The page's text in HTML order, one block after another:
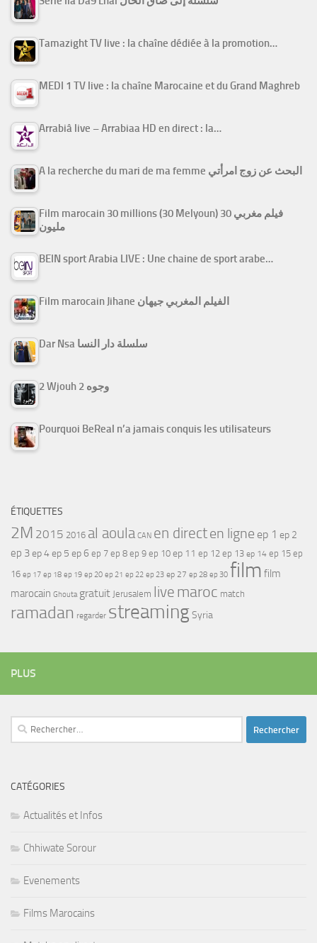
Tamazight TV live : la chaîne dédiée à la promotion…
MEDI 1 TV live : la chaîne Marocaine et du Grand Maghreb
Arrabiâ live – Arrabiaa HD en direct : la…
A la recherche du mari de ma femme البحث عن زوج امرأتي
Film marocain 30 millions (30 Melyoun) فيلم مغربي 30
مليون
BEIN sport Arabia LIVE : Une chaine de sport arabe…
Film marocain Jihane الفيلم المغربي جيهان
Dar Nsa سلسلة دار النسا
2 Wjouh 2 وجوه
Pourquoi BeReal n’a jamais conquis les utilisateurs
ÉTIQUETTES
2M 2015 2016 al aoula CAN en directen ligne ep 1 ep 2
ep 3ep 4ep 5 ep 6 ep 7 ep 8 ep 9 ep 10 ep 11 ep 12 ep 13 ep 14 ep 15 ep
16 ep 17 ep 18 ep 19 ep 20 ep 21 ep 22 ep 23 ep 27 ep 28 ep 30 film film
marocain Ghouta gratuit Jerusalem live maroc match
ramadan regarder streamingSyria
PLUS
Rechercher :
CATÉGORIES
Actualités et Infos
Chhiwate Sorour
Evenements
Films Marocains